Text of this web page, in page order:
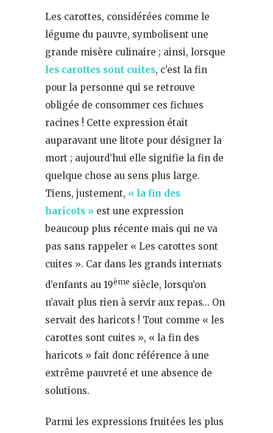
Les carottes, considérées comme le
légume du pauvre, symbolisent une
grande misère culinaire ; ainsi, lorsque
les carottes sont cuites, c’est la fin
pour la personne qui se retrouve
obligée de consommer ces fichues
racines ! Cette expression était
auparavant une litote pour désigner la
mort ; aujourd’hui elle signifie la fin de
quelque chose au sens plus large.
Tiens, justement, « la fin des
haricots » est une expression
beaucoup plus récente mais qui ne va
pas sans rappeler « Les carottes sont
cuites ». Car dans les grands internats
d’enfants au 19ème siècle, lorsqu’on
n’avait plus rien à servir aux repas… On
servait des haricots ! Tout comme « les
carottes sont cuites », « la fin des
haricots » fait donc référence à une
extrême pauvreté et une absence de
solutions.
Parmi les expressions fruitées les plus